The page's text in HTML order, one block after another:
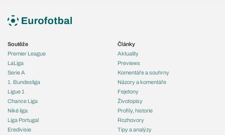
Soutěže
Premier League
LaLiga
Serie A
1. Bundesliga
Ligue 1
Chance Liga
Niké liga
Liga Portugal
Eredivisie
Články
Aktuality
Previews
Komentáře a souhrny
Názory a komentáře
Fejetony
Životopisy
Profily, historie
Rozhovory
Tipy a analýzy